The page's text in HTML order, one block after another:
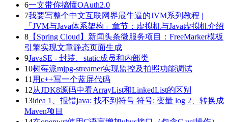
6一文带你搞懂OAuth2.0
7我要写整个中文互联网界最牛逼的JVM系列教程 |
「JVM与Java体系架构」章节：虚拟机与Java虚拟机介绍
8 【Spring Cloud】新闻头条微服务项目：FreeMarker模板
引擎实现文章静态页面生成
9JavaSE - 封装、static成员和内部类
10树莓派mjpg-streamer实现监控及拍照功能调试
11 用c++写一个蓝屏代码
12从JDK8源码中看ArrayList和LinkedList的区别
13idea 1、报错java: 找不到符号 符号: 变量 log 2、转换成
Maven项目